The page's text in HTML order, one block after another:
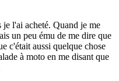
l'ai acheté. Quand je me
un peu ému de me dire que
c'était aussi quelque chose
à moto en me disant que